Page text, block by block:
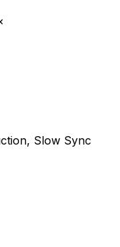
Slow Sync